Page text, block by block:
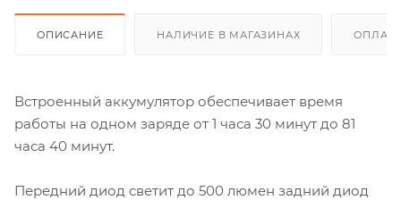
ОПИСАНИЕ НАЛИЧИЕ В МАГАЗИНАХ
Встроенный аккумулятор обеспечивает время
работы на одном заряде от 1 часа 30 минут до 81
часа 40 минут.
Передний диод светит до 500 люмен задний диод